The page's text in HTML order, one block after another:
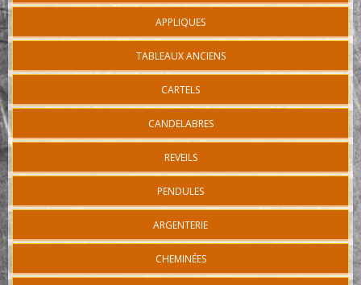
APPLIQUES
TABLEAUX ANCIENS
CARTELS
CANDELABRES
REVEILS
PENDULES
ARGENTERIE
CHEMINÉES